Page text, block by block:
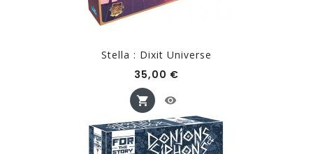
Stella : Dixit Universe
35,00 €